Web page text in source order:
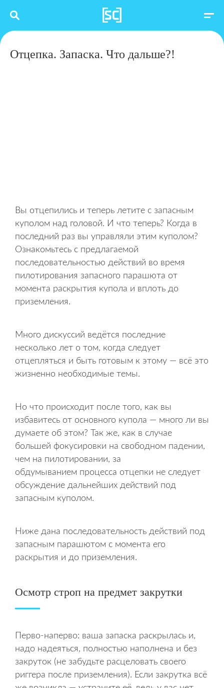
Отцепка. Запаска. Что дальше?!
Вы отцепились и теперь летите с запасным
куполом над головой. И что теперь? Когда в
последний раз вы управляли этим куполом?
Ознакомьтесь с предлагаемой
последовательностью действий во время
пилотирования запасного парашюта от
момента раскрытия купола и вплоть до
приземления.
Много дискуссий ведётся последние
несколько лет о том, когда следует
отцепляться и быть готовым к этому — всё это
жизненно необходимые темы.
Но что происходит после того, как вы
избавитесь от основного купола — много ли вы
думаете об этом? Так же, как в случае
большей фокусировки на свободном падении,
чем на пилотировании, за
обдумыванием процесса отцепки не следует
обсуждение дальнейших действий под
запасным куполом.
Ниже дана последовательность действий под
запасным парашютом с момента его
раскрытия и до приземления.
Осмотр строп на предмет закрутки
Перво-наперво: ваша запаска раскрылась и,
надо надеяться, полностью наполнена и без
закруток (не забудьте расцеловать своего
риггера после приземления). Если закрутка всё